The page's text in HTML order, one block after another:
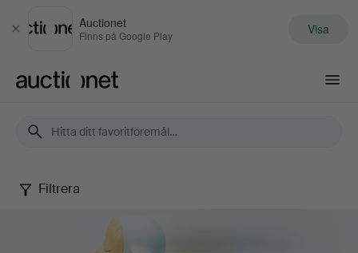
Stäng
Auctionet
Finns på Google Play Visa
Samtida
Filtrera